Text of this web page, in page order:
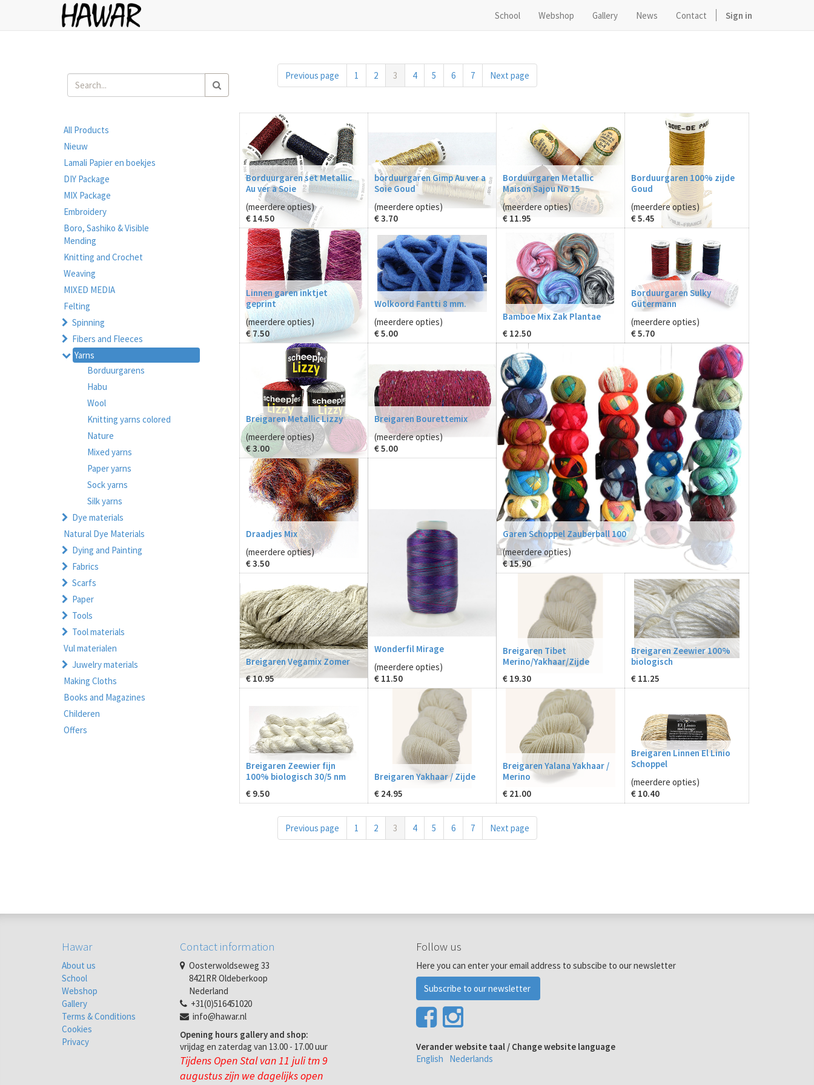
School Webshop Gallery News Contact Sign in
Previous page 1 2 3 4 5 6 7 Next page
All Products
Nieuw
Lamali Papier en boekjes
DIY Package
MIX Package
Embroidery
Boro, Sashiko & Visible
Mending
Knitting and Crochet
Weaving
MIXED MEDIA
Felting
Spinning
Fibers and Fleeces
Yarns
Borduurgarens
Habu
Wool
Knitting yarns colored
Nature
Mixed yarns
Paper yarns
Sock yarns
Silk yarns
Dye materials
Natural Dye Materials
Dying and Painting
Fabrics
Scarfs
Paper
Tools
Tool materials
Vul materialen
Juwelry materials
Making Cloths
Books and Magazines
Childeren
Offers
Borduurgaren set Metallic
Au ver a Soie
(meerdere opties)
€ 14.50
borduurgaren Gimp Au ver a
Soie Goud
(meerdere opties)
€3.70
Borduurgaren Metallic
Maison Sajou No 15
(meerdere opties)
€ 11.95
Borduurgaren 100% zijde
Goud
(meerdere opties)
€5.45
Linnen garen inktjet
geprint
(meerdere opties)
€7.50
Wolkoord Fantti 8 mm.
(meerdere opties)
€5.00
Bamboe Mix Zak Plantae
€ 12.50
Borduurgaren Sulky
Gütermann
(meerdere opties)
€5.70
Breigaren Metallic Lizzy
(meerdere opties)
€3.00
Breigaren Bourettemix
(meerdere opties)
€5.00
Garen Schoppel Zauberball 100
(meerdere opties)
€15.90
Draadjes Mix
(meerdere opties)
€3.50
Wonderfil Mirage
(meerdere opties)
€ 11.50
Breigaren Vegamix Zomer
€10.95
Breigaren Tibet
Merino/Yakhaar/Zijde
€ 19.30
Breigaren Zeewier 100%
biologisch
€ 11.25
Breigaren Zeewier fijn
100% biologisch 30/5 nm
€ 9.50
Breigaren Yakhaar / Zijde
€ 24.95
Breigaren Yalana Yakhaar /
Merino
€ 21.00
Breigaren Linnen El Linio
Schoppel
(meerdere opties)
€ 10.40
Previous page 1 2 3 4 5 6 7 Next page
Hawar
About us
School
Webshop
Gallery
Terms & Conditions
Cookies
Privacy
Contact information
Oosterwoldseweg 33
8421RR Oldeberkoop
Nederland
+31(0)516451020
info@hawar.nl
Opening hours gallery and shop:
vrijdag en zaterdag van 13.00 - 17.00 uur
Tijdens Open Stal van 11 juli tm 9
augustus zijn we dagelijks open
Follow us
Here you can enter your email address to subscibe to our newsletter
Subscribe to our newsletter
Verander website taal / Change website language
English
Nederlands